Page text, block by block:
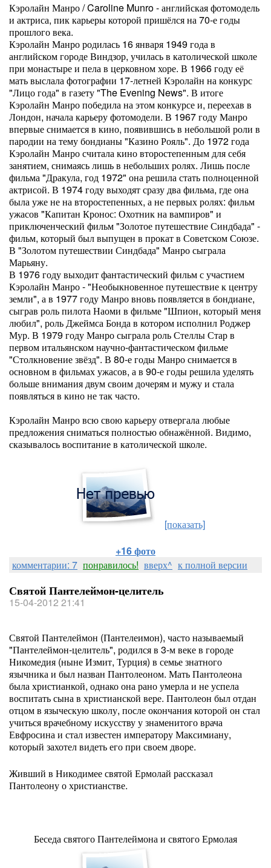
Кэролайн Манро / Caroline Munro - английская фотомодель
и актриса, пик карьеры которой пришёлся на 70-е годы
прошлого века.
Кэролайн Манро родилась 16 января 1949 года в
английском городе Виндзор, училась в католической школе
при монастыре и пела в церковном хоре. В 1966 году её
мать выслала фотографии 17-летней Кэролайн на конкурс
"Лицо года" в газету "The Evening News". В итоге
Кэролайн Манро победила на этом конкурсе и, переехав в
Лондон, начала карьеру фотомодели. В 1967 году Манро
впервые снимается в кино, появившись в небольшой роли в
пародии на тему бондианы "Казино Рояль". До 1972 года
Кэролайн Манро считала кино второстепенным для себя
занятием, снимаясь лишь в небольших ролях. Лишь после
фильма "Дракула, год 1972" она решила стать полноценной
актрисой. В 1974 году выходят сразу два фильма, где она
была уже не на второстепенных, а не первых ролях: фильм
ужасов "Капитан Кронос: Охотник на вампиров" и
приключенческий фильм "Золотое путешествие Синдбада" -
фильм, который был выпущен в прокат в Советском Союзе.
В "Золотом путешествии Синдбада" Манро сыграла
Марьяну.
В 1976 году выходит фантастический фильм с участием
Кэролайн Манро - "Необыкновенное путешествие к центру
земли", а в 1977 году Манро вновь появляется в бондиане,
сыграв роль пилота Наоми в фильме "Шпион, который меня
любил", роль Джеймса Бонда в котором исполнил Роджер
Мур. В 1979 году Манро сыграла роль Стеллы Стар в
первом итальянском научно-фантастическом фильме
"Столкновение звёзд". В 80-е годы Манро снимается в
основном в фильмах ужасов, а в 90-е годы решила уделять
больше внимания двум своим дочерям и мужу и стала
появляться в кино не так часто.
Кэролайн Манро всю свою карьеру отвергала любые
предложения сниматься полностью обнажённой. Видимо,
сказывалось воспитание в католической школе.
[показать]
+16 фото
комментарии: 7 понравилось! вверх^ к полной версии
Святой Пантелеймон-целитель
15-04-2012 21:41
Святой Пантелеймон (Пантелеимон), часто называемый
"Пантелеймон-целитель", родился в 3-м веке в городе
Никомедия (ныне Измит, Турция) в семье знатного
язычника и был назван Пантолеоном. Мать Пантолеона
была христианкой, однако она рано умерла и не успела
воспитать сына в христианской вере. Пантолеон был отдан
отцом в языческую школу, после окончания которой он стал
учиться врачебному искусству у знаменитого врача
Евфросина и стал известен императору Максимиану,
который захотел видеть его при своем дворе.
Живший в Никодимее святой Ермолай рассказал
Пантолеону о христианстве.
Беседа святого Пантелеймона и святого Ермолая